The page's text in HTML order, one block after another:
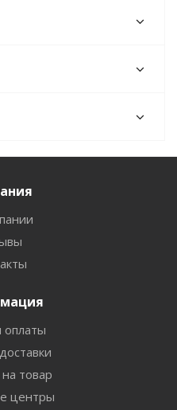
оплаты
товар
центры